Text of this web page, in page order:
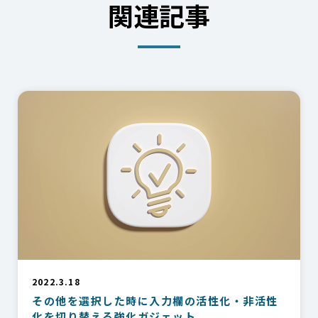
関連記事
2022.3.18
その他を選択した時に入力欄の活性化・非活性